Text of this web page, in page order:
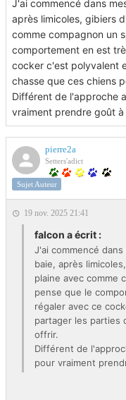
J'ai commencé dans
après limicoles, gibiers
comme compagnon un
comportement en est
cocker c'est polyvalent
chasse que ces chiens
Différent de l'approche
vraiment prendre goût
pierre2a
Setters'adict
Sujet Auteur
19 nov. 2025 21:41
falcon a écrit :
J'ai commencé
baie, après
plaine avec comme
pense que le
régaler avec ce
partager les parties
offrir.
Différent de
pour vraiment